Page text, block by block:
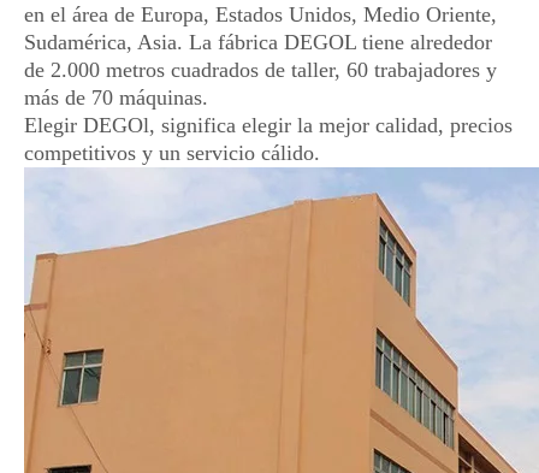
en el área de Europa, Estados Unidos, Medio Oriente,
Sudamérica, Asia. La fábrica DEGOL tiene alrededor
de 2.000 metros cuadrados de taller, 60 trabajadores y
más de 70 máquinas.
Elegir DEGOl, significa elegir la mejor calidad, precios
competitivos y un servicio cálido.